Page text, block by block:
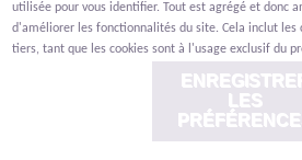
utilisée pour vous identifier. Tout est agrégé et donc
d'améliorer les fonctionnalités du site. Cela inclut les
tiers, tant que les cookies sont à l'usage exclusif du
LES